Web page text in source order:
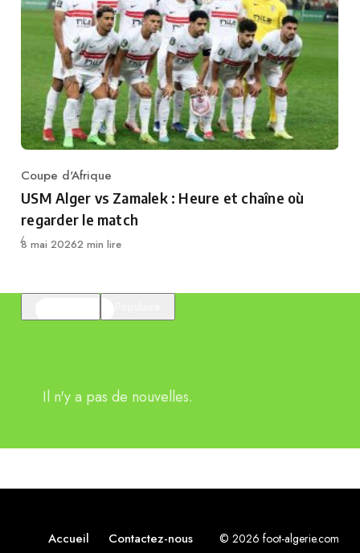
Category
Coupe d'Afrique
USM Alger vs Zamalek : Heure et chaîne où
regarder le match
Publié
8 mai 20262 min lire
Il n'y a pas de nouvelles.
Accueil Contactez-nous © 2026 foot-algerie.com